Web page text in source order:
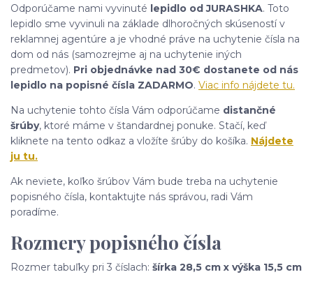
Odporúčame nami vyvinuté lepidlo od JURASHKA. Toto
lepidlo sme vyvinuli na základe dlhoročných skúseností v
reklamnej agentúre a je vhodné práve na uchytenie čísla na
dom od nás (samozrejme aj na uchytenie iných
predmetov). Pri objednávke nad 30€ dostanete od nás
lepidlo na popisné čísla ZADARMO. Viac info nájdete tu.
Na uchytenie tohto čísla Vám odporúčame distančné
šrúby, ktoré máme v štandardnej ponuke. Stačí, keď
kliknete na tento odkaz a vložíte šrúby do košíka. Nájdete
ju tu.
Ak neviete, koľko šrúbov Vám bude treba na uchytenie
popisného čísla, kontaktujte nás správou, radi Vám
poradíme.
Rozmery popisného čísla
Rozmer tabuľky pri 3 číslach: šírka 28,5 cm x výška 15,5 cm